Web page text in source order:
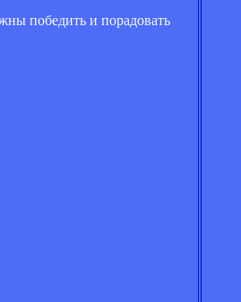
победить и порадовать